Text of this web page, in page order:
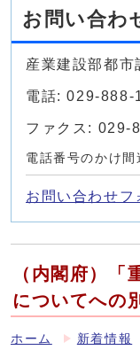
お問い合わ
産業建設部都市
電話: 029-888-
ファクス: 029-
電話番号のかけ間
お問い合わせフ
（内閣府）「
についてへの
ホーム 新着情報